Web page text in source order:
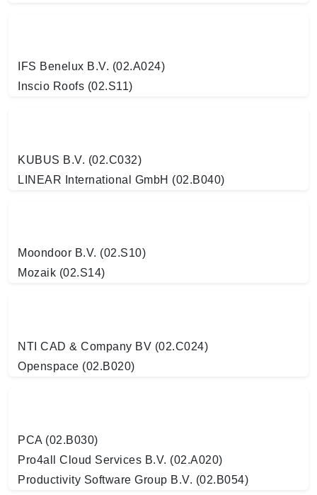
IFS Benelux B.V. (02.A024)
Inscio Roofs (02.S11)
KUBUS B.V. (02.C032)
LINEAR International GmbH (02.B040)
Moondoor B.V. (02.S10)
Mozaik (02.S14)
NTI CAD & Company BV (02.C024)
Openspace (02.B020)
PCA (02.B030)
Pro4all Cloud Services B.V. (02.A020)
Productivity Software Group B.V. (02.B054)